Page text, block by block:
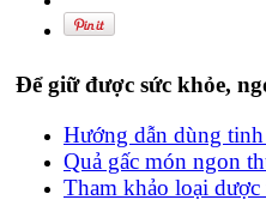
Để giữ được sức khỏe,
Hướng dẫn dùng
Quả gấc món ngon
Tham khảo loại